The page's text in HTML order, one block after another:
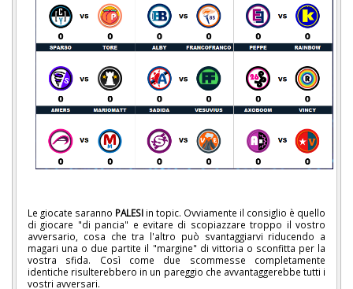
Le giocate saranno PALESI in topic. Ovviamente il consiglio è quello
di giocare "di pancia" e evitare di scopiazzare troppo il vostro
avversario, cosa che tra l'altro può svantaggiarvi riducendo a
magari una o due partite il "margine" di vittoria o sconfitta per la
vostra sfida. Così come due scommesse completamente
identiche risulterebbero in un pareggio che avvantaggerebbe tutti i
vostri avversari.